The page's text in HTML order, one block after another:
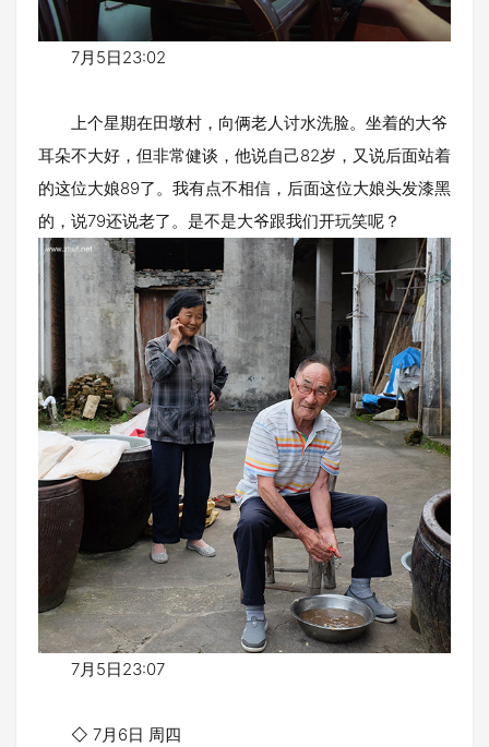
7月5日23:02
上个星期在田墩村，向俩老人讨水洗脸。坐着的大爷
耳朵不大好，但非常健谈，他说自己82岁，又说后面站着
的这位大娘89了。我有点不相信，后面这位大娘头发漆黑
的，说79还说老了。是不是大爷跟我们开玩笑呢？
7月5日23:07
◇ 7月6日 周四